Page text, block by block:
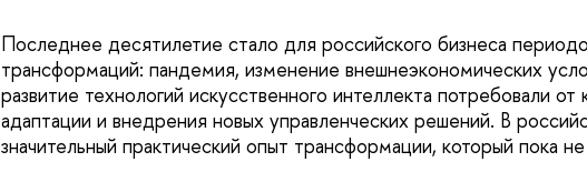
Последнее десятилетие стало для российского бизнеса
трансформаций: пандемия, изменение внешнеэкономических
развитие технологий искусственного интеллекта потребовали
адаптации и внедрения новых управленческих решений. В
значительный практический опыт трансформации, который пока